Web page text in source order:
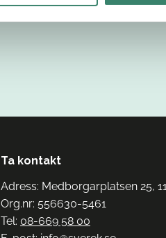
Ta kontakt
Adress: Medborgarplatsen 25,
Org.nr: 556630-5461
Tel: 08-669 58 00